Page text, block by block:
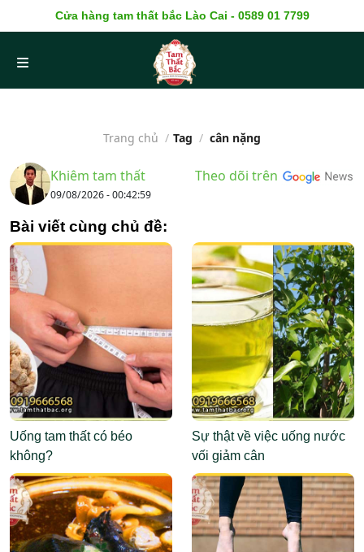
Cửa hàng tam thất bắc Lào Cai - 0589 01 7799
Trang chủ / Tag / cân nặng
Khiêm tam thất
09/08/2026 - 00:42:59
Theo dõi trên
Bài viết cùng chủ đề:
Uống tam thất có béo
không?
Sự thật về việc uống nước
vối giảm cân